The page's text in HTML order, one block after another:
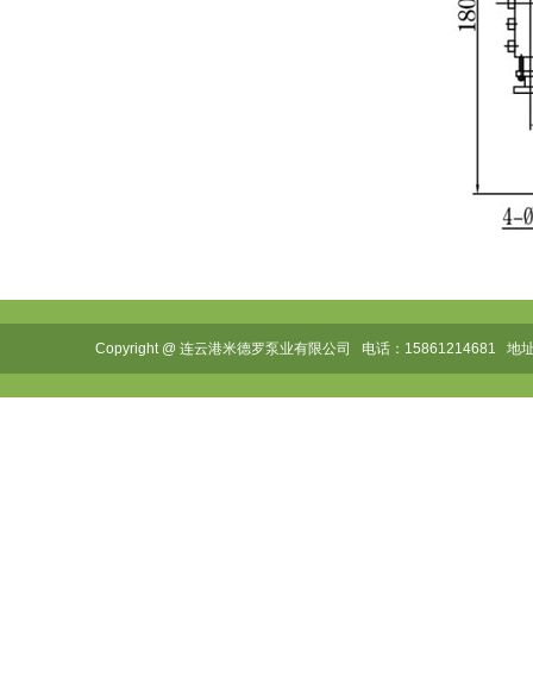
Copyright @ 连云港米德罗泵业有限公司 电话：15861214681